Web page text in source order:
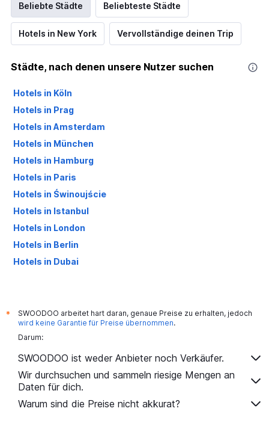
Beliebte Städte Beliebteste Städte
Hotels in New York Vervollständige deinen Trip
Städte, nach denen unsere Nutzer suchen
Hotels in Köln
Hotels in Prag
Hotels in Amsterdam
Hotels in München
Hotels in Hamburg
Hotels in Paris
Hotels in Świnoujście
Hotels in Istanbul
Hotels in London
Hotels in Berlin
Hotels in Dubai
*
SWOODOO arbeitet hart daran, genaue Preise zu erhalten, jedoch
wird keine Garantie für Preise übernommen.
Darum:
SWOODOO ist weder Anbieter noch Verkäufer.
Wir durchsuchen und sammeln riesige Mengen an
Daten für dich.
Warum sind die Preise nicht akkurat?